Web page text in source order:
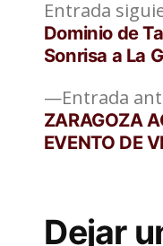
de
entradas
Entrada
ZARAGOZA
EVENTO DE
Entrada
Dominio de
Sonrisa a La
Dejar